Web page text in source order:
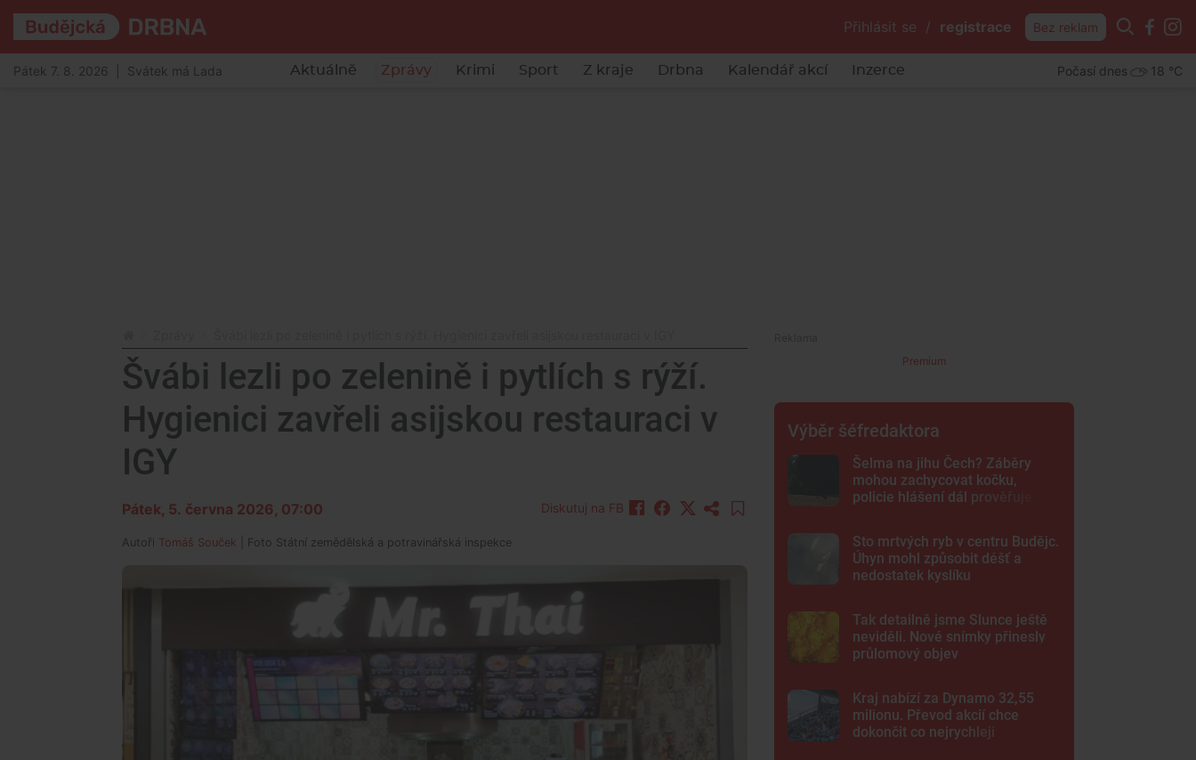
Přihlásit se / registrace Bez reklam
Pátek 7. 8. 2026 | Svátek má Lada Aktuálně Zprávy Krimi Sport Z kraje Drbna Kalendář akcí Inzerce Počasí dnes 18 °C
Švábi lezli po zelenině i pytlích s rýží.
Hygienici zavřeli asijskou restauraci v
IGY
Pátek, 5. června 2026, 07:00 Diskutuj na FB
Autoři Tomáš Souček | Foto Státní zemědělská a potravinářská inspekce
Premium
Výběr šéfredaktora
Šelma na jihu Čech? Záběry
mohou zachycovat kočku,
policie hlášení dál prověřuje
Sto mrtvých ryb v centru Budějc.
Úhyn mohl způsobit déšť a
nedostatek kyslíku
Tak detailně jsme Slunce ještě
neviděli. Nové snímky přinesly
průlomový objev
Kraj nabízí za Dynamo 32,55
milionu. Převod akcií chce
dokončit co nejrychleji